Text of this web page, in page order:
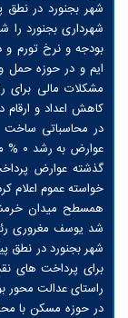
شهر بجنورد در
شهرداری‌ بجنورد را
ایم و در حوزه حمل
مشکلات مالی
کاهش اعداد و
گذشته عوارض
خواسته عموم اعلام
همسطح میدان
شد یوسف مغروری
برای پرداخت های